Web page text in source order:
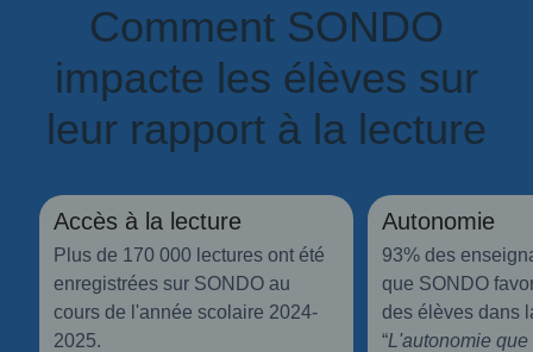
Comment SONDO
impacte les élèves sur
leur rapport à la lecture
Accès à la lecture
Plus de 170 000 lectures ont été
enregistrées sur SONDO au
cours de l'année scolaire 2024-
2025.
Autonomie
93% des
que SONDO
des élèves dans
“L'autonomie